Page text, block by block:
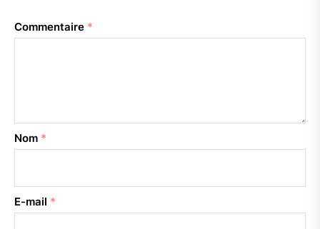
Commentaire *
Nom *
E-mail *